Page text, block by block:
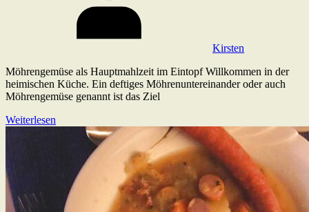
Kirsten
Möhrengemüse als Hauptmahlzeit im Eintopf Willkommen in der
heimischen Küche. Ein deftiges Möhrenuntereinander oder auch
Möhrengemüse genannt ist das Ziel
Weiterlesen